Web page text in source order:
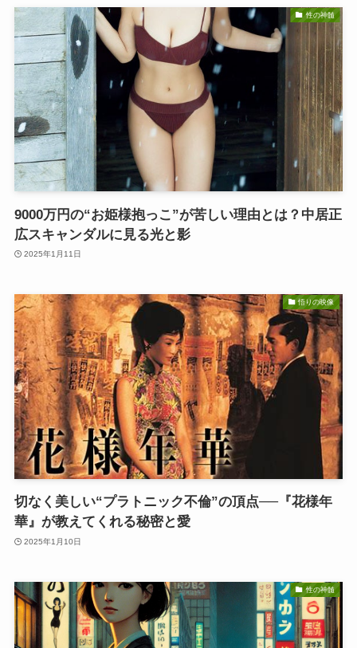
性の神髄
9000万円の“お姫様抱っこ”が苦しい理由とは？中居正
広スキャンダルに見る光と影
2025年1月11日
悟りの映像
切なく美しい“プラトニック不倫”の頂点──『花様年
華』が教えてくれる秘密と愛
2025年1月10日
性の神髄